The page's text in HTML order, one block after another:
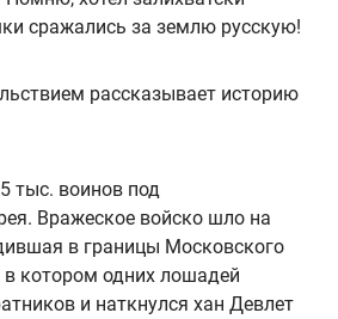
сражались за землю русскую!
рассказывает историю
тыс. воинов под
Вражеское войско шло на
в границы Московского
в котором одних лошадей
и наткнулся хан Девлет